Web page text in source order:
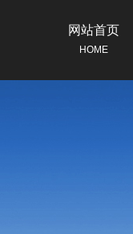
网站首页
HOME